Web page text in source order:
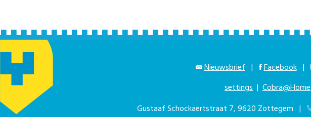
Nieuwsbrief | Facebook |
settings | Cobra@Home
Gustaaf Schockaertstraat 7, 9620 Zottegem |